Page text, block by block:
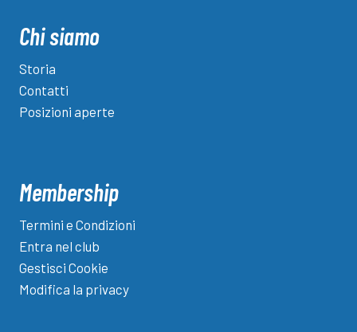
Chi siamo
Storia
Contatti
Posizioni aperte
Membership
Termini e Condizioni
Entra nel club
Gestisci Cookie
Modifica la privacy